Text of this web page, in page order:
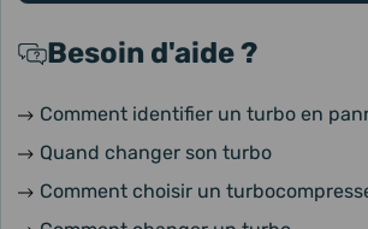
Besoin d'aide ?
Comment identifier un turbo en
Quand changer son turbo
Comment choisir un